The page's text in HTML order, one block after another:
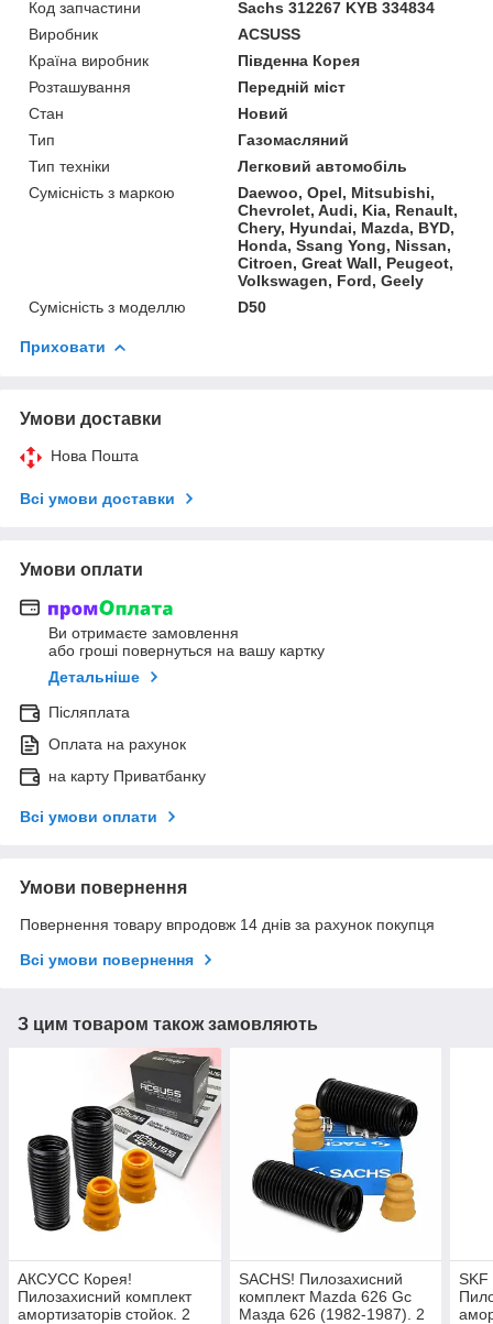
Код запчастини
Sachs 312267 KYB 334834
Виробник
ACSUSS
Країна виробник
Південна Корея
Розташування
Передній міст
Стан
Новий
Тип
Газомасляний
Тип техніки
Легковий автомобіль
Сумісність з маркою
Daewoo, Opel, Mitsubishi,
Chevrolet, Audi, Kia, Renault,
Chery, Hyundai, Mazda, BYD,
Honda, Ssang Yong, Nissan,
Citroen, Great Wall, Peugeot,
Volkswagen, Ford, Geely
Сумісність з моделлю
D50
Приховати
Умови доставки
Нова Пошта
Всі умови доставки
Умови оплати
Ви отримаєте замовлення
або гроші повернуться на вашу картку
Детальніше
Післяплата
Оплата на рахунок
на карту Приватбанку
Всі умови оплати
Умови повернення
Повернення товару впродовж 14 днів за рахунок покупця
Всі умови повернення
З цим товаром також замовляють
АКСУСС Корея!
Пилозахисний комплект
амортизаторів стойок. 2
SACHS! Пилозахисний
комплект Mazda 626 Gc
Мазда 626 (1982-1987). 2
SKF